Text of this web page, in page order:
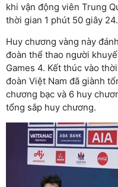
khi vận động viên Trung
thời gian 1 phút 50 giây 24.
Huy chương vàng này
đoàn thể thao người
Games 4. Kết thúc vào
đoàn Việt Nam đã giành
chương bạc và 6 huy
tổng sắp huy chương.